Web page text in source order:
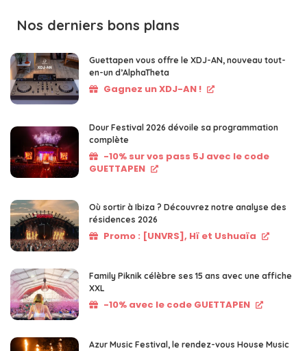
Nos derniers bons plans
Guettapen vous offre le XDJ-AN, nouveau tout-
en-un d’AlphaTheta
Gagnez un XDJ-AN !
Dour Festival 2026 dévoile sa programmation
complète
-10% sur vos pass 5J avec le code
GUETTAPEN
Où sortir à Ibiza ? Découvrez notre analyse des
résidences 2026
Promo : [UNVRS], Hï et Ushuaïa
Family Piknik célèbre ses 15 ans avec une affiche
XXL
-10% avec le code GUETTAPEN
Azur Music Festival, le rendez-vous House Music